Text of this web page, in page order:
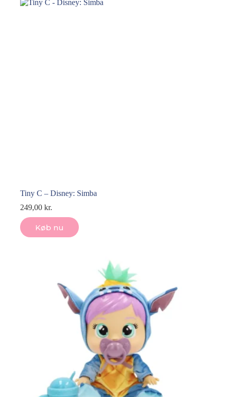
Tiny C – Disney: Simba
249,00 kr.
Køb nu